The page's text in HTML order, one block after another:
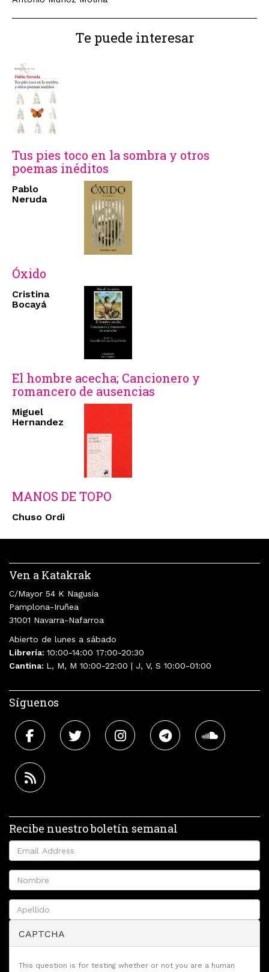
Te puede interesar
Tus pies toco en la sombra y otros
poemas inéditos
Pablo
Neruda
Óxido
Cristina
Bocayá
El hombre acecha; Cancionero y
romancero de ausencias
Miguel
Hernandez
MANOS DE TOPO
Chuso Ordi
Ven a Katakrak
C/Mayor 54 K Nagusia
Pamplona-Iruñea
31001 Navarra-Nafarroa
Abierto de lunes a sábado
Librería: 10:00-14:00 17:00-20:30
Cantina: L, M, M 10:00-22:00 | J, V, S 10:00-01:00
Síguenos
Recibe nuestro boletín semanal
CAPTCHA
This question is for testing whether or not you are a human